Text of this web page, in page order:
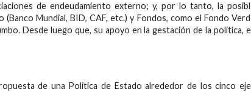
de endeudamiento externo; y, por lo tanto, la
Mundial, BID, CAF, etc.) y Fondos, como el Fondo
Desde luego que, su apoyo en la gestación de la política,
de una Politica de Estado alrededor de los cinco